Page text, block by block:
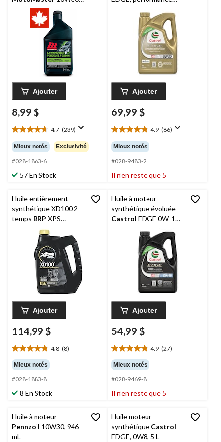
946 mL
Ajouter
8,99 $
4.7 (239)
4.7
étoile(s)
sur
5.
239
évaluations
Mieux notés Exclusivité
#028-1863-6
57 En Stock
Ajouter
69,99 $
4.9 (86)
4.9
étoile(s)
sur
5.
86
évaluations
Mieux notés
#028-9483-2
Il n’en reste que 5
Huile entièrement
synthétique XD100 2
temps BRP XPS
Marine, 4 L
Ajouter
114,99 $
4.8 (8)
4.8
étoile(s)
sur
5.
8
Mieux notés
#028-1883-8
8 En Stock
Huile à moteur
synthétique évoluée
Castrol EDGE 0W-16,
Ajouter
54,99 $
4.9 (27)
4.9
étoile(s)
sur
5.
27
Mieux notés
#028-9469-8
Il n’en reste que 5
Huile à moteur
Pennzoil 10W30, 946
mL
Huile moteur
synthétique Castrol
EDGE, 0W8, 5 L